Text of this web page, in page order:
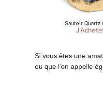
Si vous êtes une
ou que l’on appelle